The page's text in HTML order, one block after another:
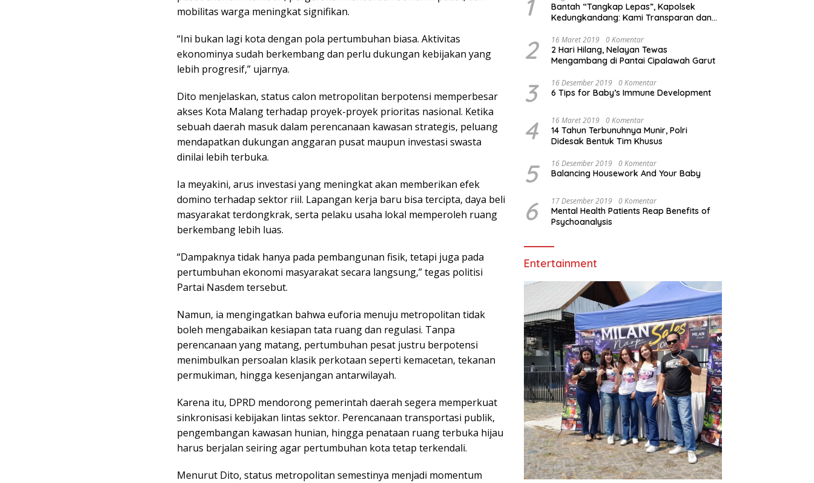
mobilitas warga meningkat signifikan.
“Ini bukan lagi kota dengan pola pertumbuhan biasa. Aktivitas
ekonominya sudah berkembang dan perlu dukungan kebijakan yang
lebih progresif,” ujarnya.
Dito menjelaskan, status calon metropolitan berpotensi memperbesar
akses Kota Malang terhadap proyek-proyek prioritas nasional. Ketika
sebuah daerah masuk dalam perencanaan kawasan strategis, peluang
mendapatkan dukungan anggaran pusat maupun investasi swasta
dinilai lebih terbuka.
Ia meyakini, arus investasi yang meningkat akan memberikan efek
domino terhadap sektor riil. Lapangan kerja baru bisa tercipta, daya beli
masyarakat terdongkrak, serta pelaku usaha lokal memperoleh ruang
berkembang lebih luas.
“Dampaknya tidak hanya pada pembangunan fisik, tetapi juga pada
pertumbuhan ekonomi masyarakat secara langsung,” tegas politisi
Partai Nasdem tersebut.
Namun, ia mengingatkan bahwa euforia menuju metropolitan tidak
boleh mengabaikan kesiapan tata ruang dan regulasi. Tanpa
perencanaan yang matang, pertumbuhan pesat justru berpotensi
menimbulkan persoalan klasik perkotaan seperti kemacetan, tekanan
permukiman, hingga kesenjangan antarwilayah.
Karena itu, DPRD mendorong pemerintah daerah segera memperkuat
sinkronisasi kebijakan lintas sektor. Perencanaan transportasi publik,
pengembangan kawasan hunian, hingga penataan ruang terbuka hijau
harus berjalan seiring agar pertumbuhan kota tetap terkendali.
Menurut Dito, status metropolitan semestinya menjadi momentum
1
Bantah “Tangkap Lepas”, Kapolsek
Kedungkandang: Kami Transparan dan
2 16 Maret 2019 0 Komentar
2 Hari Hilang, Nelayan Tewas
Mengambang di Pantai Cipalawah Garut
3 16 Desember 2019 0 Komentar
6 Tips for Baby’s Immune Development
4 16 Maret 2019 0 Komentar
14 Tahun Terbunuhnya Munir, Polri
Didesak Bentuk Tim Khusus
5 16 Desember 2019 0 Komentar
Balancing Housework And Your Baby
6 17 Desember 2019 0 Komentar
Mental Health Patients Reap Benefits of
Psychoanalysis
Entertainment